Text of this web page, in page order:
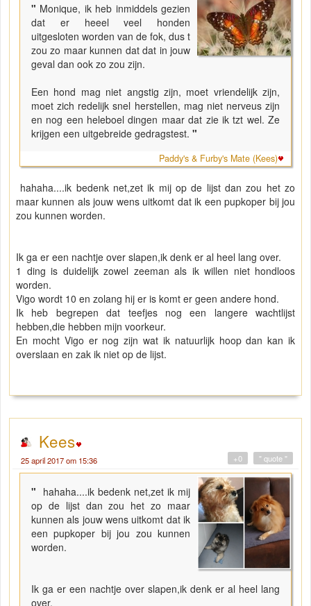
" Monique, ik heb inmiddels gezien
dat er heeel veel honden
uitgesloten worden van de fok, dus t
zou zo maar kunnen dat dat in jouw
geval dan ook zo zou zijn.
Een hond mag niet angstig zijn, moet vriendelijk zijn,
moet zich redelijk snel herstellen, mag niet nerveus zijn
en nog een heleboel dingen maar dat zie ik tzt wel. Ze
krijgen een uitgebreide gedragstest. "
Paddy's & Furby's Mate (Kees)
hahaha....ik bedenk net,zet ik mij op de lijst dan zou het zo
maar kunnen als jouw wens uitkomt dat ik een pupkoper bij jou
zou kunnen worden.
Ik ga er een nachtje over slapen,ik denk er al heel lang over.
1 ding is duidelijk zowel zeeman als ik willen niet hondloos
worden.
Vigo wordt 10 en zolang hij er is komt er geen andere hond.
Ik heb begrepen dat teefjes nog een langere wachtlijst
hebben,die hebben mijn voorkeur.
En mocht Vigo er nog zijn wat ik natuurlijk hoop dan kan ik
overslaan en zak ik niet op de lijst.
Kees
25 april 2017 om 15:36 " quote "
+0
" hahaha....ik bedenk net,zet ik mij
op de lijst dan zou het zo maar
kunnen als jouw wens uitkomt dat ik
een pupkoper bij jou zou kunnen
worden.
Ik ga er een nachtje over slapen,ik denk er al heel lang
over.